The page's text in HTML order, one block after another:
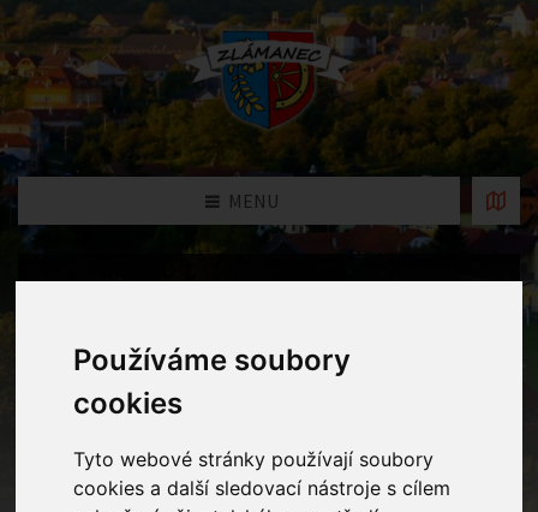
Používáme soubory
cookies
Tyto webové stránky používají soubory
cookies a další sledovací nástroje s cílem
MENU
Home Fotogalerie
Potkali se se lžičkou i nůž s vidličku.
Sedli spolu na lavičku, :Spolu zvládnem mnohem víc, člověku
pomůžeme lecos sníst". Zaznělo dnes v divadélku z Truhlice.